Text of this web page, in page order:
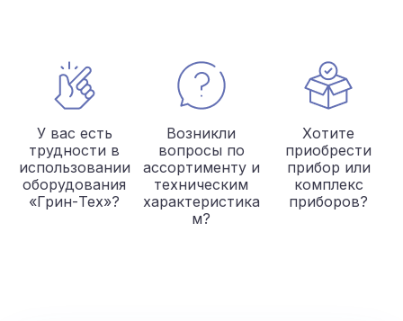
У вас есть
трудности в
использовании
оборудования
«Грин-Тех»?
Возникли
вопросы по
ассортименту и
техническим
характеристика
м?
Хотите
приобрести
прибор или
комплекс
приборов?